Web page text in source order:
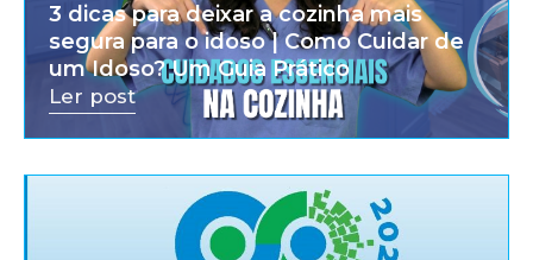
3 dicas para deixar a cozinha mais
segura para o idoso | Como Cuidar de
um Idoso? Um Guia Prático
Ler post